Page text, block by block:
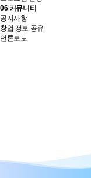
06 커뮤니티
공지사항
창업 정보 공유
언론보도